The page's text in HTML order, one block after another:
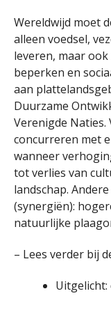
Wereldwijd moet
alleen voedsel,
leveren, maar
beperken en
aan
Duurzame
Verenigde Naties.
concurreren met
wanneer
tot verlies van
landschap.
(synergiën):
natuurlijke
– Lees verder bij